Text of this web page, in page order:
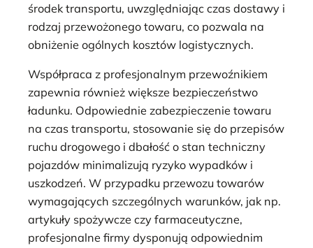
środek transportu, uwzględniając czas dostawy i
rodzaj przewożonego towaru, co pozwala na
obniżenie ogólnych kosztów logistycznych.
Współpraca z profesjonalnym przewoźnikiem
zapewnia również większe bezpieczeństwo
ładunku. Odpowiednie zabezpieczenie towaru
na czas transportu, stosowanie się do przepisów
ruchu drogowego i dbałość o stan techniczny
pojazdów minimalizują ryzyko wypadków i
uszkodzeń. W przypadku przewozu towarów
wymagających szczególnych warunków, jak np.
artykuły spożywcze czy farmaceutyczne,
profesjonalne firmy dysponują odpowiednim